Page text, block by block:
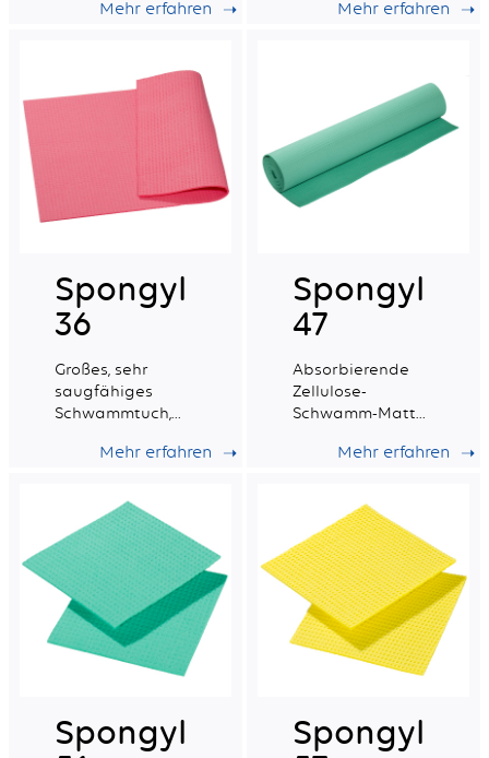
Mehr erfahren
synthetischen
Mehr erfahren
Spongyl
36
Großes, sehr
saugfähiges
Schwammtuch,
Baumwollgewebe
Mehr erfahren
Spongyl
47
Absorbierende
Zellulose-
Schwamm-Matte
einemMehr erfahren
Spongyl
Spongyl